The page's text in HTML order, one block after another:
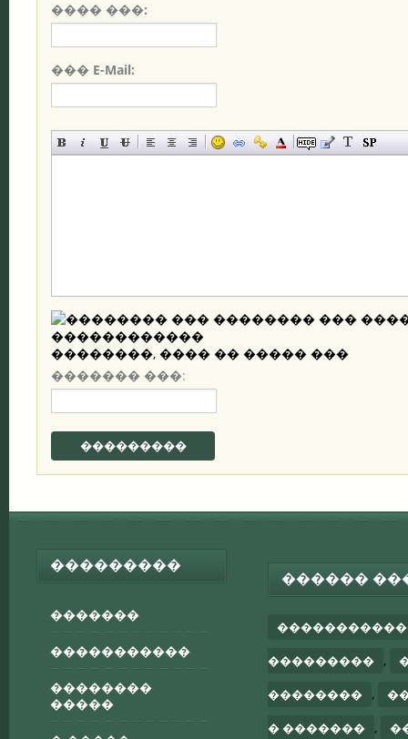
���� ���:
��� E-Mail:
��������, ���� �� ����� ���
������� ���:
���������
���������
�������
�����������
��������
�����
������
��������� ,
�������� ,
� ������� ,